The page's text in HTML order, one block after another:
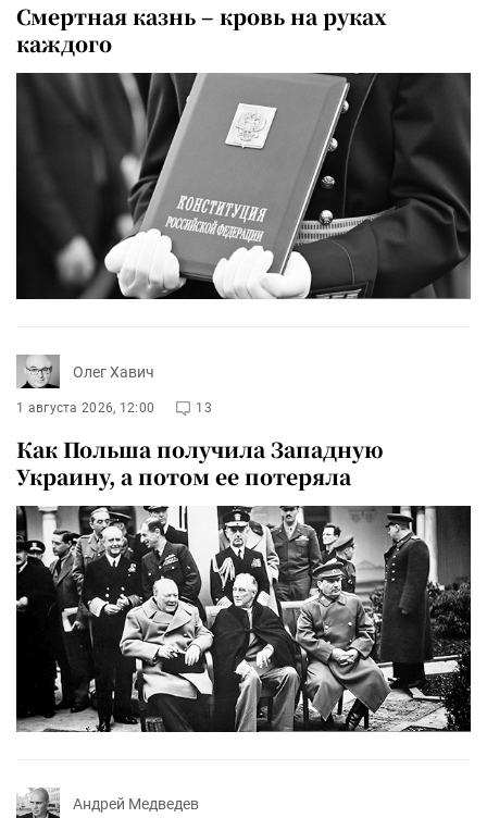
Смертная казнь – кровь на руках
каждого
Олег Хавич
1 августа 2026, 12:00 13
Как Польша получила Западную
Украину, а потом ее потеряла
Андрей Медведев